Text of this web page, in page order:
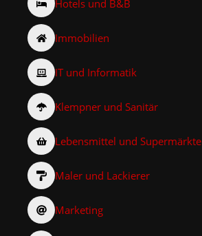
Hotels und B&B
Immobilien
IT und Informatik
Klempner und Sanitär
Lebensmittel und Supermärkte
Maler und Lackierer
Marketing